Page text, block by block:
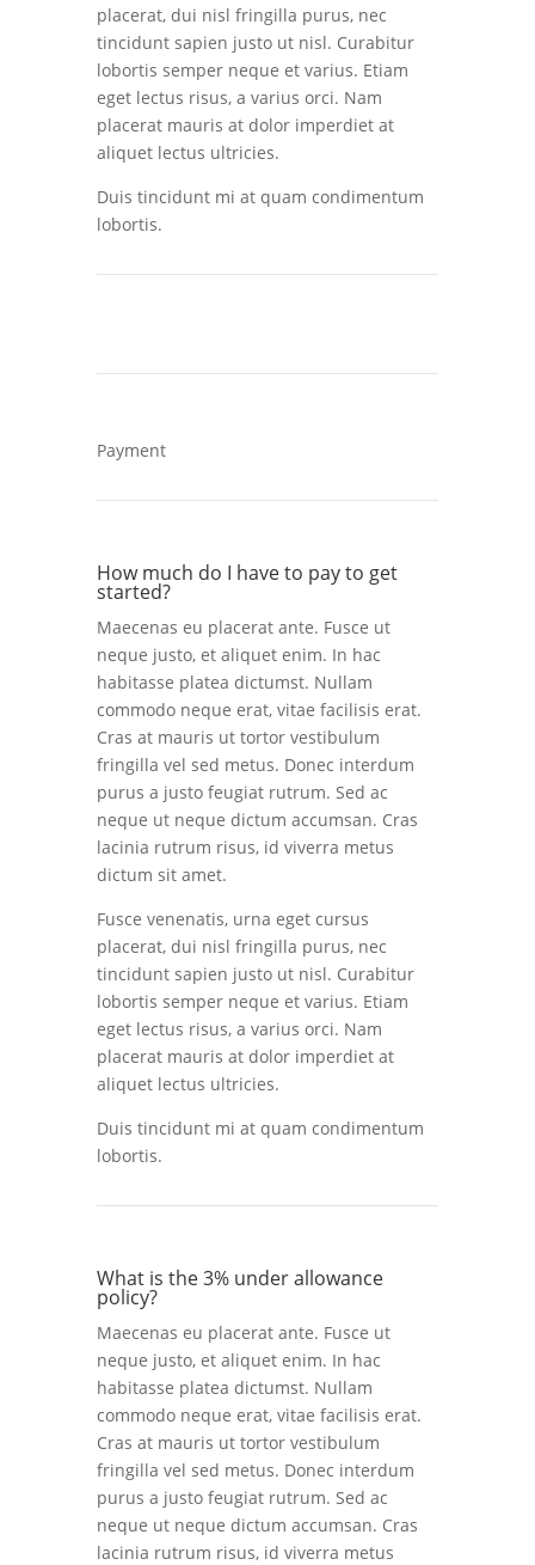
placerat, dui nisl fringilla purus, nec
tincidunt sapien justo ut nisl. Curabitur
lobortis semper neque et varius. Etiam
eget lectus risus, a varius orci. Nam
placerat mauris at dolor imperdiet at
aliquet lectus ultricies.
Duis tincidunt mi at quam condimentum
lobortis.
Payment
How much do I have to pay to get
started?
Maecenas eu placerat ante. Fusce ut
neque justo, et aliquet enim. In hac
habitasse platea dictumst. Nullam
commodo neque erat, vitae facilisis erat.
Cras at mauris ut tortor vestibulum
fringilla vel sed metus. Donec interdum
purus a justo feugiat rutrum. Sed ac
neque ut neque dictum accumsan. Cras
lacinia rutrum risus, id viverra metus
dictum sit amet.
Fusce venenatis, urna eget cursus
placerat, dui nisl fringilla purus, nec
tincidunt sapien justo ut nisl. Curabitur
lobortis semper neque et varius. Etiam
eget lectus risus, a varius orci. Nam
placerat mauris at dolor imperdiet at
aliquet lectus ultricies.
Duis tincidunt mi at quam condimentum
lobortis.
What is the 3% under allowance
policy?
Maecenas eu placerat ante. Fusce ut
neque justo, et aliquet enim. In hac
habitasse platea dictumst. Nullam
commodo neque erat, vitae facilisis erat.
Cras at mauris ut tortor vestibulum
fringilla vel sed metus. Donec interdum
purus a justo feugiat rutrum. Sed ac
neque ut neque dictum accumsan. Cras
lacinia rutrum risus, id viverra metus